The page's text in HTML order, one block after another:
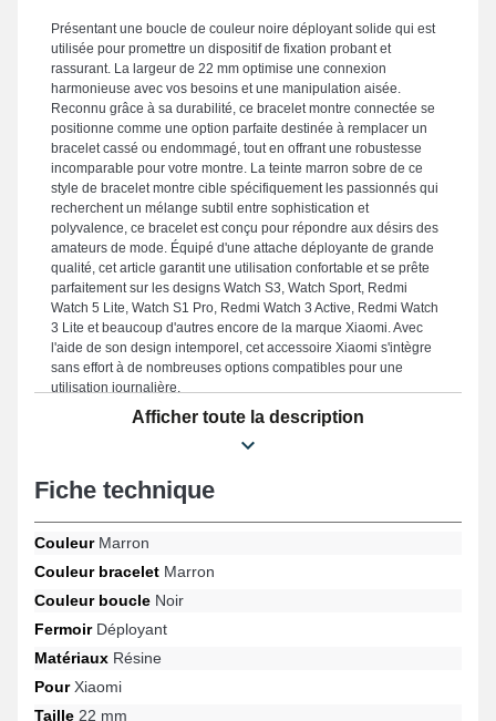
Présentant une boucle de couleur noire déployant solide qui est
utilisée pour promettre un dispositif de fixation probant et
rassurant. La largeur de 22 mm optimise une connexion
harmonieuse avec vos besoins et une manipulation aisée.
Reconnu grâce à sa durabilité, ce bracelet montre connectée se
positionne comme une option parfaite destinée à remplacer un
bracelet cassé ou endommagé, tout en offrant une robustesse
incomparable pour votre montre. La teinte marron sobre de ce
style de bracelet montre cible spécifiquement les passionnés qui
recherchent un mélange subtil entre sophistication et
polyvalence, ce bracelet est conçu pour répondre aux désirs des
amateurs de mode. Équipé d'une attache déployante de grande
qualité, cet article garantit une utilisation confortable et se prête
parfaitement sur les designs Watch S3, Watch Sport, Redmi
Watch 5 Lite, Watch S1 Pro, Redmi Watch 3 Active, Redmi Watch
3 Lite et beaucoup d'autres encore de la marque Xiaomi. Avec
l'aide de son design intemporel, cet accessoire Xiaomi s'intègre
sans effort à de nombreuses options compatibles pour une
utilisation journalière.
Afficher toute la description
Fiche technique
CouleurMarron
Couleur bracelet Marron
Couleur boucle Noir
FermoirDéployant
Matériaux Résine
PourXiaomi
Taille 22 mm